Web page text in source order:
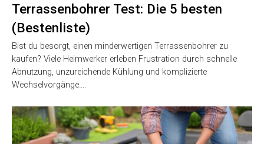
Terrassenbohrer Test: Die 5 besten
(Bestenliste)
Bist du besorgt, einen minderwertigen Terrassenbohrer zu
kaufen? Viele Heimwerker erleben Frustration durch schnelle
Abnutzung, unzureichende Kühlung und komplizierte
Wechselvorgänge….